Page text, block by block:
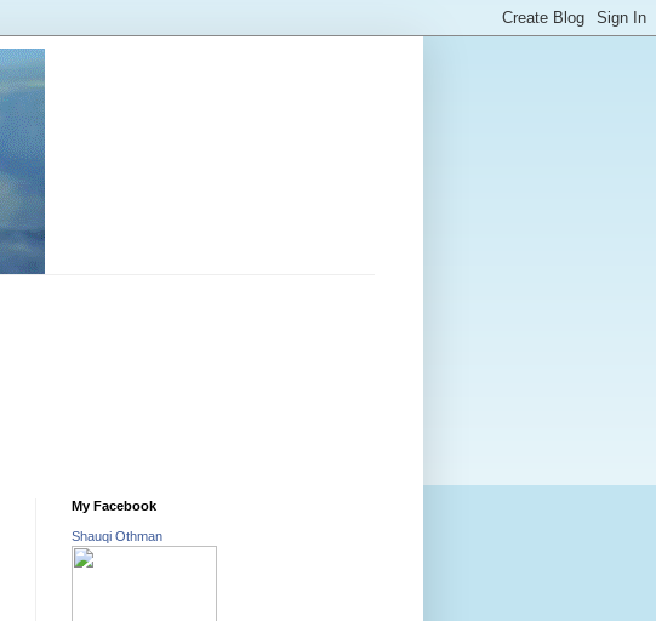
My Facebook
Shauqi Othman